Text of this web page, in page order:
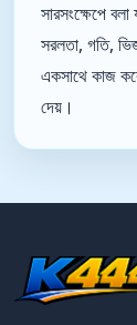
সারসংক্ষেপে
সরলতা, গতি,
একসাথে কাজ
দেয়।